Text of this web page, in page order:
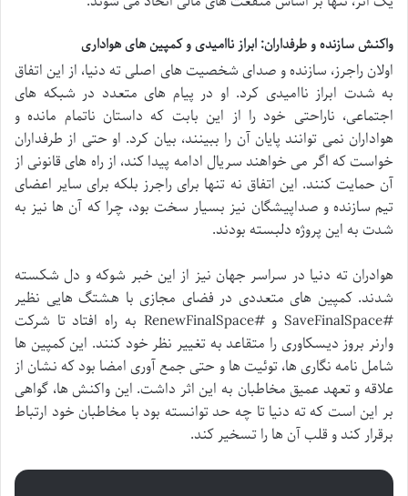
واکنش سازنده و طرفداران: ابراز ناامیدی و کمپین های هواداری
اولان راجرز، سازنده و صدای شخصیت های اصلی ته دنیا، از این اتفاق
به شدت ابراز ناامیدی کرد. او در پیام های متعدد در شبکه های
اجتماعی، ناراحتی خود را از این بابت که داستان ناتمام مانده و
هواداران نمی توانند پایان آن را ببینند، بیان کرد. او حتی از طرفداران
خواست که اگر می خواهند سریال ادامه پیدا کند، از راه های قانونی از
آن حمایت کنند. این اتفاق نه تنها برای راجرز بلکه برای سایر اعضای
تیم سازنده و صداپیشگان نیز بسیار سخت بود، چرا که آن ها نیز به
شدت به این پروژه دلبسته بودند.
هوادران ته دنیا در سراسر جهان نیز از این خبر شوکه و دل شکسته
شدند. کمپین های متعددی در فضای مجازی با هشتگ هایی نظیر
#SaveFinalSpace و #RenewFinalSpace به راه افتاد تا شرکت
وارنر بروز دیسکاوری را متقاعد به تغییر نظر خود کنند. این کمپین ها
شامل نامه نگاری ها، توئیت ها و حتی جمع آوری امضا بود که نشان از
علاقه و تعهد عمیق مخاطبان به این اثر داشت. این واکنش ها، گواهی
بر این است که ته دنیا تا چه حد توانسته بود با مخاطبان خود ارتباط
برقرار کند و قلب آن ها را تسخیر کند.